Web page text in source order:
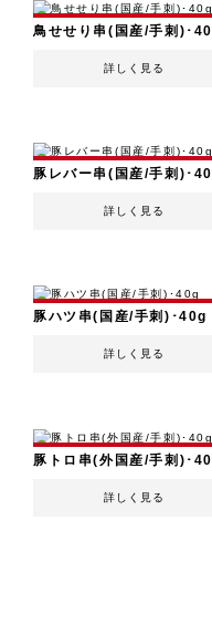
鳥せせり串(国産/手刺)･
詳しく見る
豚レバー串(国産/手刺)･
詳しく見る
豚ハツ串(国産/手刺)･40g
詳しく見る
豚トロ串(外国産/手刺)･
詳しく見る